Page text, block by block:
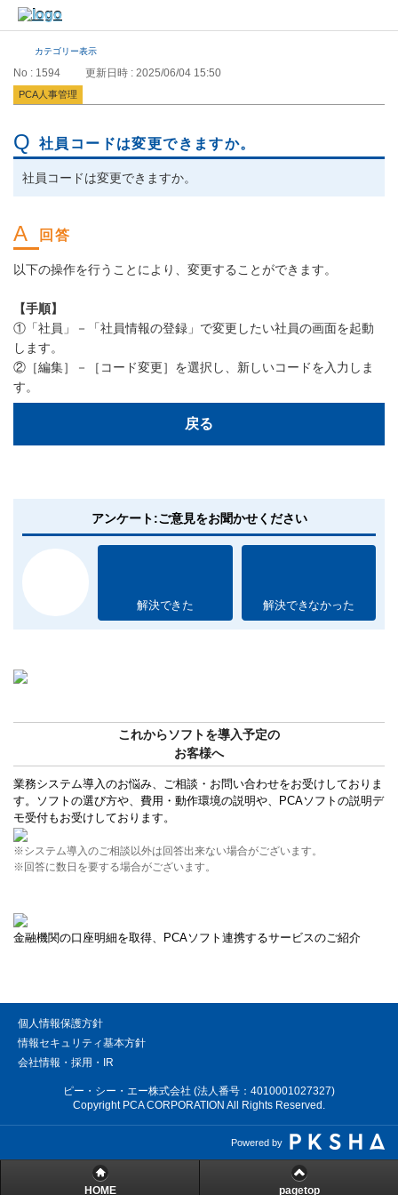
カテゴリー表示
No : 1594 更新日時 : 2025/06/04 15:50
PCA人事管理
社員コードは変更できますか。
社員コードは変更できますか。
以下の操作を行うことにより、変更することができます。
【手順】
①「社員」－「社員情報の登録」で変更したい社員の画面を起動
します。
②［編集］－［コード変更］を選択し、新しいコードを入力しま
す。
戻る
アンケート:ご意見をお聞かせください
解決できた 解決できなかった
これからソフトを導入予定の
お客様へ
業務システム導入のお悩み、ご相談・お問い合わせをお受けしておりま
す。ソフトの選び方や、費用・動作環境の説明や、PCAソフトの説明デ
モ受付もお受けしております。
※システム導入のご相談以外は回答出来ない場合がございます。
※回答に数日を要する場合がございます。
金融機関の口座明細を取得、PCAソフト連携するサービスのご紹介
個人情報保護方針
情報セキュリティ基本方針
会社情報・採用・IR
ピー・シー・エー株式会社 (法人番号：4010001027327)
Copyright PCA CORPORATION All Rights Reserved.
Powered by
HOME pagetop